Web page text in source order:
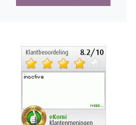
Calvin Klein heren
Carolina Herrera heren
Caron heren
Cartier heren